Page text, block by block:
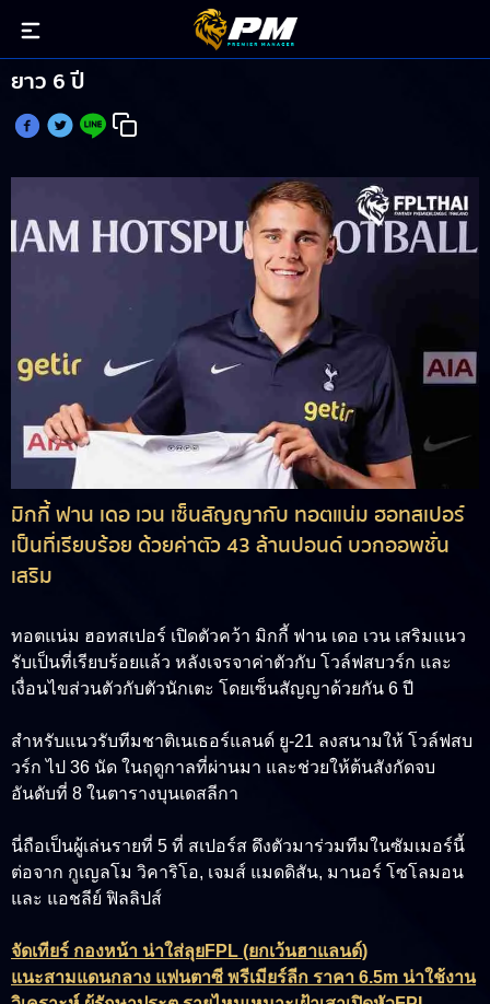
สเปอร์ส เปิดตัว ฟาน เดอ เวน เสริมแนวรับ สัญญา
ยาว 6 ปี
มิกกี้ ฟาน เดอ เวน เซ็นสัญญากับ ทอตแน่ม ฮอทสเปอร์
เป็นที่เรียบร้อย ด้วยค่าตัว 43 ล้านปอนด์ บวกออพชั่น
เสริม
ทอตแน่ม ฮอทสเปอร์ เปิดตัวคว้า มิกกี้ ฟาน เดอ เวน เสริมแนว
รับเป็นที่เรียบร้อยแล้ว หลังเจรจาค่าตัวกับ โวล์ฟสบวร์ก และ
เงื่อนไขส่วนตัวกับตัวนักเตะ โดยเซ็นสัญญาด้วยกัน 6 ปี
สำหรับแนวรับทีมชาติเนเธอร์แลนด์ ยู-21 ลงสนามให้ โวล์ฟสบ
วร์ก ไป 36 นัด ในฤดูกาลที่ผ่านมา และช่วยให้ต้นสังกัดจบ
อันดับที่ 8 ในตารางบุนเดสลีกา
นี่ถือเป็นผู้เล่นรายที่ 5 ที่ สเปอร์ส ดึงตัวมาร่วมทีมในซัมเมอร์นี้
ต่อจาก กูเญลโม วิคาริโอ, เจมส์ แมดดิสัน, มานอร์ โซโลมอน
และ แอชลีย์ ฟิลลิปส์
จัดเทียร์ กองหน้า น่าใส่ลุยFPL (ยกเว้นฮาแลนด์)
แนะสามแดนกลาง แฟนตาซี พรีเมียร์ลีก ราคา 6.5m น่าใช้งาน